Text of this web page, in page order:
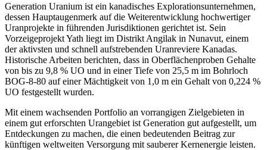
Generation Uranium ist ein kanadisches Explorationsunternehmen,
dessen Hauptaugenmerk auf die Weiterentwicklung hochwertiger
Uranprojekte in führenden Jurisdiktionen gerichtet ist. Sein
Vorzeigeprojekt Yath liegt im Distrikt Angilak in Nunavut, einem
der aktivsten und schnell aufstrebenden Uranreviere Kanadas.
Historische Arbeiten berichten, dass in Oberflächenproben Gehalte
von bis zu 9,8 % UO und in einer Tiefe von 25,5 m im Bohrloch
BOG-8-80 auf einer Mächtigkeit von 1,0 m ein Gehalt von 0,224 %
UO festgestellt wurden.
Mit einem wachsenden Portfolio an vorrangigen Zielgebieten in
einem gut erforschten Urangebiet ist Generation gut aufgestellt, um
Entdeckungen zu machen, die einen bedeutenden Beitrag zur
künftigen weltweiten Versorgung mit sauberer Kernenergie leisten.